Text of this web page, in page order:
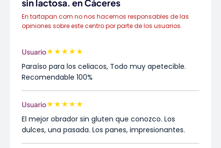
sin lactosa. en Cáceres
En tartapan.com no nos hacemos responsables de las
opiniones sobre este centro por parte de los usuarios.
Usuario★★★★★
Paraíso para los celiacos, Todo muy apetecible.
Recomendable 100%
Usuario★★★★★
El mejor obrador sin gluten que conozco. Los
dulces, una pasada. Los panes, impresionantes.